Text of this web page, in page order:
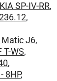
KIA SP-IV-RR,
,
Matic J6,
T-WS,
,
8HP,